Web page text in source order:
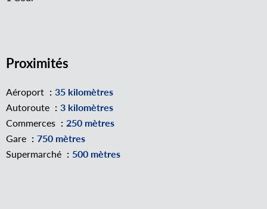
Proximités
Aéroport
35 kilomètres
Autoroute
3 kilomètres
Commerces
250 mètres
Gare
750 mètres
Supermarché
500 mètres